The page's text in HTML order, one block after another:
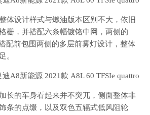
体设计样式与燃油版本区别不大，依旧
栅，并搭配六条幅镀铬中网，两侧的
配前包围两侧的多层前雾灯设计，整体
。
长的车身看起来并不突兀，侧面整体非
条的点缀，以及双色五辐式低风阻轮